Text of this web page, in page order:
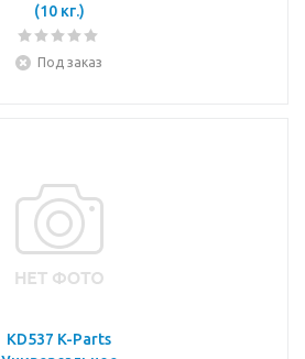
(10 кг.)
Под заказ
KD537 K-Parts